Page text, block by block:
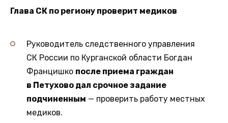
Глава СК по региону проверит медиков
Руководитель следственного управления
СК России по Курганской области Богдан
Францишко после приема граждан
в Петухово дал срочное задание
подчиненным — проверить работу местных
медиков.